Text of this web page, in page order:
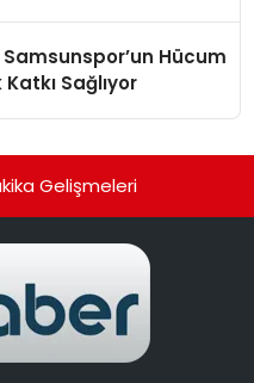
Hücum
Sağlıyor
Gelişmeleri